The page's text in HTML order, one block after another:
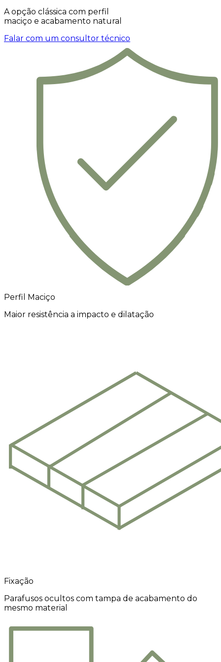
A opção clássica com perfil
maciço e acabamento natural
Falar com um consultor técnico
Perfil Maciço
Maior resistência a impacto e dilatação
Fixação
Parafusos ocultos com tampa de acabamento do
mesmo material